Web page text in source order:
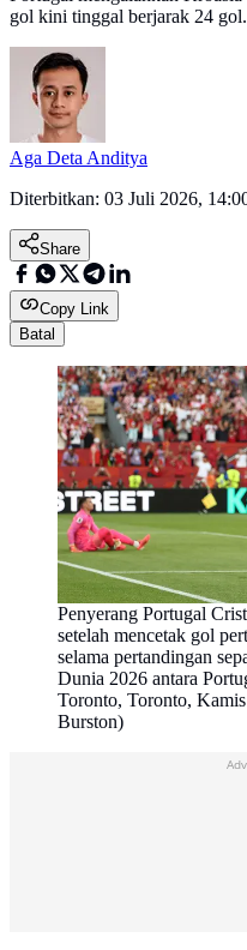
gol kini tinggal berjarak 24 gol.
Aga Deta Anditya
Diterbitkan: 03 Juli 2026,
Share
Copy Link
Batal
Penyerang Portugal
setelah mencetak gol
selama pertandingan
Dunia 2026 antara
Toronto, Toronto,
Burston)